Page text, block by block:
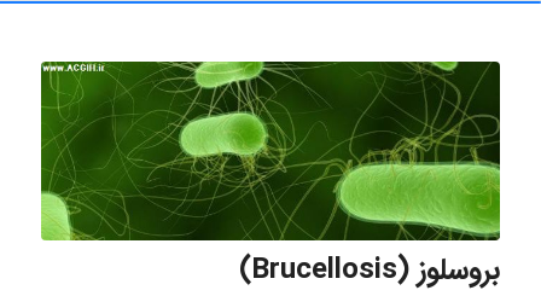
بروسلوز (Brucellosis)